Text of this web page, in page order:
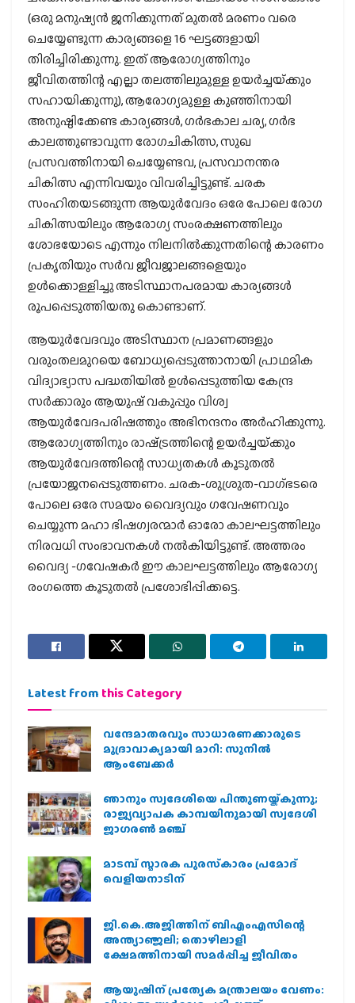
(ഒരു മനുഷ്യന്‍ ജനിക്കുന്നത് മുതല്‍ മരണം വരെ
ചെയ്യേണ്ടുന്ന കാര്യങ്ങളെ 16 ഘട്ടങ്ങളായി
തിരിച്ചിരിക്കുന്നു. ഇത് ആരോഗ്യത്തിനും
ജീവിതത്തിന്റ എല്ലാ തലത്തിലുമുള്ള ഉയര്‍ച്ചയ്‌ക്കും
സഹായിക്കുന്നു), ആരോഗ്യമുള്ള കുഞ്ഞിനായി
അനുഷ്ഠിക്കേണ്ട കാര്യങ്ങള്‍, ഗര്‍ഭകാല ചര്യ, ഗര്‍ഭ
കാലത്തുണ്ടാവുന്ന രോഗചികിത്സ, സുഖ
പ്രസവത്തിനായി ചെയ്യേണ്ടവ, പ്രസവാനന്തര
ചികിത്സ എന്നിവയും വിവരിച്ചിട്ടുണ്ട്. ചരക
സംഹിതയടങ്ങുന്ന ആയുര്‍വേദം ഒരേ പോലെ രോഗ
ചികിത്സയിലും ആരോഗ്യ സംരക്ഷണത്തിലും
ശോഭയോടെ എന്നും നിലനില്‍ക്കുന്നതിന്റെ കാരണം
പ്രകൃതിയും സര്‍വ ജീവജാലങ്ങളെയും
ഉള്‍ക്കൊള്ളിച്ചു അടിസ്ഥാനപരമായ കാര്യങ്ങള്‍
രൂപപ്പെടുത്തിയതു കൊണ്ടാണ്.
ആയുര്‍വേദവും അടിസ്ഥാന പ്രമാണങ്ങളും
വരുംതലമുറയെ ബോധ്യപ്പെടുത്താനായി പ്രാഥമിക
വിദ്യാഭ്യാസ പദ്ധതിയില്‍ ഉള്‍പ്പെടുത്തിയ കേന്ദ്ര
സര്‍ക്കാരും ആയുഷ് വകുപ്പും വിശ്വ
ആയുര്‍വേദപരിഷത്തും അഭിനന്ദനം അര്‍ഹിക്കുന്നു.
ആരോഗ്യത്തിനും രാഷ്‌ട്രത്തിന്റെ ഉയര്‍ച്ചയ്‌ക്കും
ആയുര്‍വേദത്തിന്റെ സാധ്യതകള്‍ കൂടുതല്‍
പ്രയോജനപ്പെടുത്തണം. ചരക-ശുശ്രുത-വാഗ്ഭടരെ
പോലെ ഒരേ സമയം വൈദ്യവും ഗവേഷണവും
ചെയ്യുന്ന മഹാ ഭിഷഗ്വരന്മാര്‍ ഓരോ കാലഘട്ടത്തിലും
നിരവധി സംഭാവനകള്‍ നല്‍കിയിട്ടുണ്ട്. അത്തരം
വൈദ്യ -ഗവേഷകര്‍ ഈ കാലഘട്ടത്തിലും ആരോഗ്യ
രംഗത്തെ കൂടുതല്‍ പ്രശോഭിപ്പിക്കട്ടെ.
Latest from this Category
വന്ദേമാതരവും സാധാരണക്കാരുടെ
മുദ്രാവാക്യമായി മാറി: സുനിൽ
ആംബേക്കർ
ഞാനും സ്വദേശിയെ പിന്തുണയ്ക്കുന്നു;
രാജ്യവ്യാപക കാമ്പയിനുമായി സ്വദേശി
ജാഗരണ്‍ മഞ്ച്
മാടമ്പ് സ്മാരക പുരസ്‌കാരം പ്രമോദ്
വെളിയനാടിന്
ജി.കെ.അജിത്തിന് ബിഎംഎസിന്റെ
അന്ത്യാഞ്ജലി; തൊഴിലാളി
ക്ഷേമത്തിനായി സമര്‍പ്പിച്ച ജീവിതം
ആയുഷിന് പ്രത്യേക മന്ത്രാലയം വേണം: